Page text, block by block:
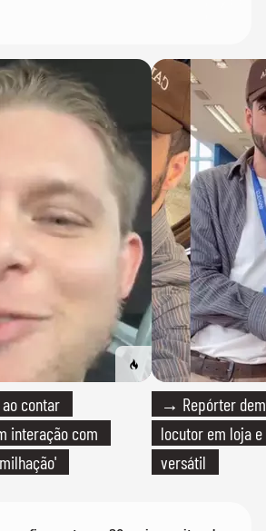
contar
interação com
→ Repórter
locutor em loja
versátil